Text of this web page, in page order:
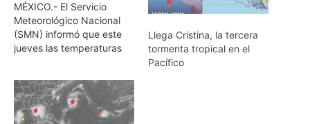
MÉXICO.- El Servicio
Meteorológico Nacional
(SMN) informó que este
jueves las temperaturas
entidades federativas del
país. Las entidades donde
se espera calor intenso
Llega Cristina, la tercera
tormenta tropical en el
Pacífico